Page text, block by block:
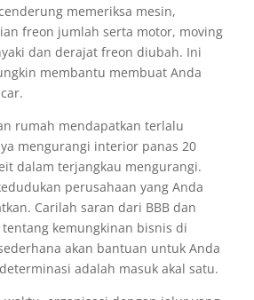
memeriksa mesin,
freon jumlah serta motor, moving
dan derajat freon diubah. Ini
membantu membuat Anda
rumah mendapatkan terlalu
mengurangi interior panas 20
dalam terjangkau mengurangi.
perusahaan yang Anda
Carilah saran dari BBB dan
kemungkinan bisnis di
akan bantuan untuk Anda
adalah masuk akal satu.